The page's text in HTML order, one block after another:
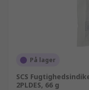
På lager
SCS
2PLDES, 66 g